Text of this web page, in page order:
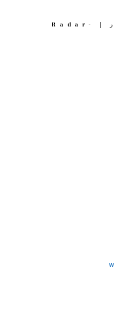
رادار - نيوز | Radar-